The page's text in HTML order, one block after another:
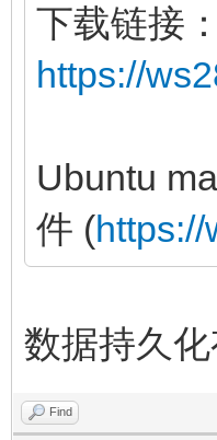
下载链接
https://
Ubuntu
件 (
数据持久
Find